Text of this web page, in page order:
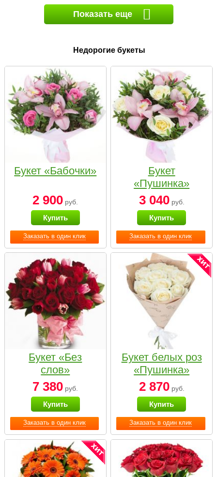
Показать еще
Недорогие букеты
Заказать в один клик
Букет «Бабочки»
2 900 руб.
Купить
Заказать в один клик
Букет
«Пушинка»
3 040руб.
Купить
Заказать в один клик
Букет «Без
слов»
7 380 руб.
Купить
Заказать в один клик
Букет белых роз
«Пушинка»
2 870руб.
Купить